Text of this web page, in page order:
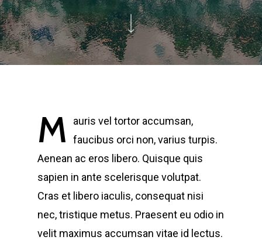
M
auris vel tortor accumsan,
faucibus orci non, varius turpis.
Aenean ac eros libero. Quisque quis
sapien in ante scelerisque volutpat.
Cras et libero iaculis, consequat nisi
nec, tristique metus. Praesent eu odio in
velit maximus accumsan vitae id lectus.